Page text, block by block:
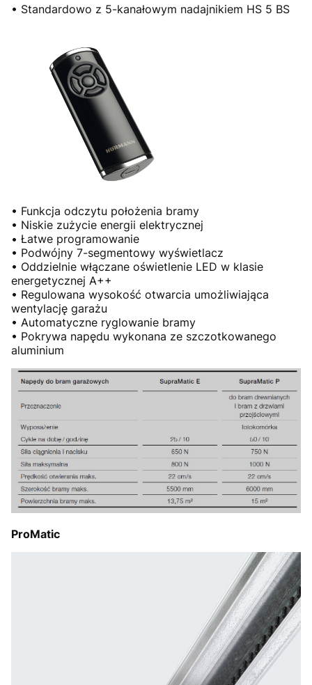
• Standardowo z 5-kanałowym nadajnikiem HS 5 BS
• Funkcja odczytu położenia bramy
• Niskie zużycie energii elektrycznej
• Łatwe programowanie
• Podwójny 7-segmentowy wyświetlacz
• Oddzielnie włączane oświetlenie LED w klasie
energetycznej A++
• Regulowana wysokość otwarcia umożliwiająca
wentylację garażu
• Automatyczne ryglowanie bramy
• Pokrywa napędu wykonana ze szczotkowanego
aluminium
ProMatic